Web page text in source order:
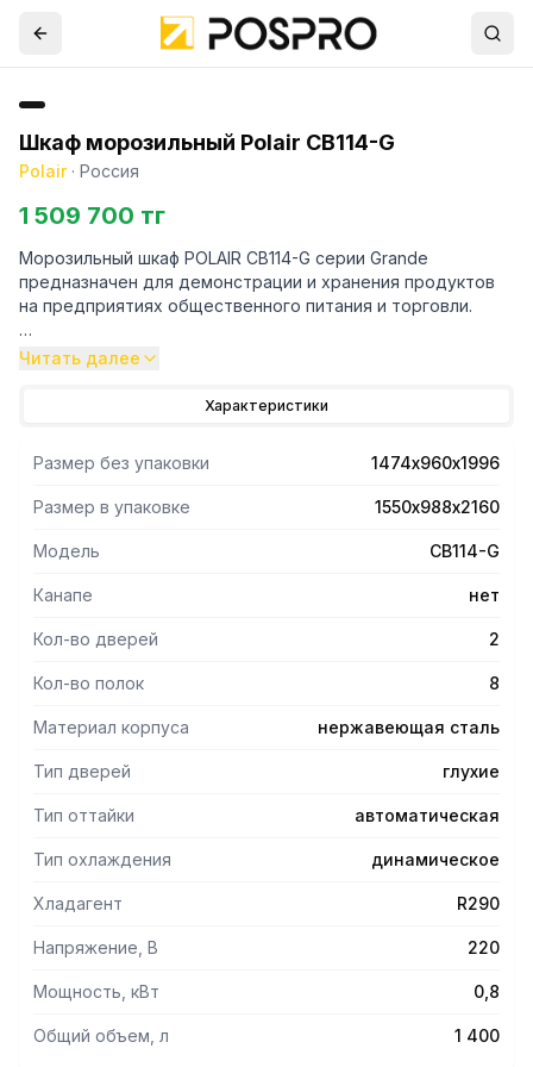
Шкаф морозильный Polair CB114-G
Polair· Россия
1 509 700 тг
Морозильный шкаф POLAIR CB114-G серии Grande
предназначен для демонстрации и хранения продуктов
на предприятиях общественного питания и торговли.
- Корпус изготовлен из нержавеющей стали снаружи и
механическую прочность и долговечность шкафа.
- Электронный блок — управление и терморегуляция.
- Агрегатный отсек расположен сверху оборудования,
панель управления — электронная, размещена на
агрегатном отсеке.
- Установлены ПЭНы для дверного проема,
(конденсат), а также ТЭН для поддона
- Электрооттайка работает в автоматическом режиме.
воздухоохладителя при открытии дверки.
Читать далее
Характеристики
Размер без упаковки 1474х960х1996
Размер в упаковке 1550х988х2160
Модель CB114-G
Канапе нет
Кол-во дверей 2
Кол-во полок 8
Материал корпуса нержавеющая сталь
Тип дверей глухие
Тип оттайки автоматическая
Тип охлаждения динамическое
Хладагент R290
Напряжение, В 220
Мощность, кВт 0,8
Общий объем, л 1 400